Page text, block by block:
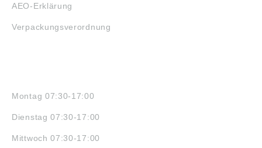
AEO-Erklärung
Verpackungsverordnung
Montag 07:30-17:00
Dienstag 07:30-17:00
Mittwoch 07:30-17:00